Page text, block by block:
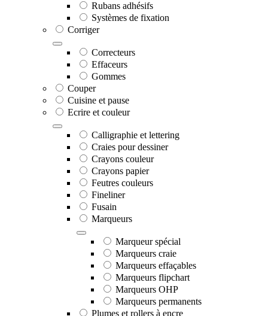
Rubans adhésifs
Systèmes de fixation
Corriger
Correcteurs
Effaceurs
Gommes
Couper
Cuisine et pause
Ecrire et couleur
Calligraphie et lettering
Craies pour dessiner
Crayons couleur
Crayons papier
Feutres couleurs
Fineliner
Fusain
Marqueurs
Marqueur spécial
Marqueurs craie
Marqueurs effaçables
Marqueurs flipchart
Marqueurs OHP
Marqueurs permanents
Plumes et rollers à encre